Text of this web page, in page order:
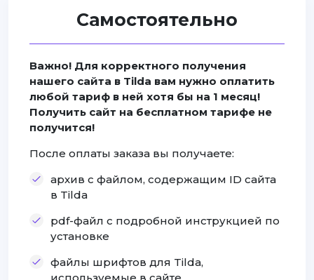
Самостоятельно
Важно! Для корректного получения
нашего сайта в Tilda вам нужно оплатить
любой тариф в ней хотя бы на 1 месяц!
Получить сайт на бесплатном тарифе не
получится!
После оплаты заказа вы получаете:
архив с файлом, содержащим ID сайта
в Tilda
pdf-файл с подробной инструкцией по
установке
файлы шрифтов для Tilda,